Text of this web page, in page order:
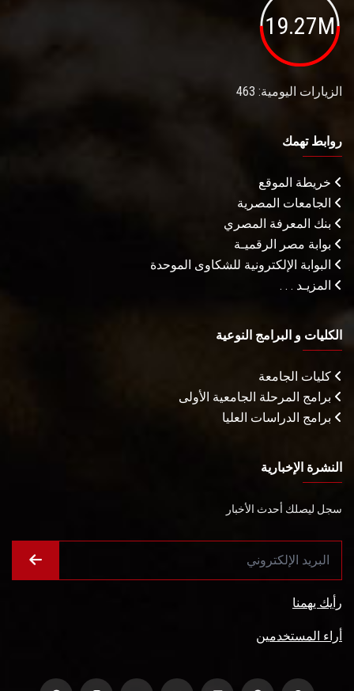
19.27M
الزيارات اليومية: 463
روابط تهمك
خريطة الموقع
الجامعات المصرية
بنك المعرفة المصري
بوابة مصر الرقميـة
البوابة الإلكترونية للشكاوى الموحدة
المزيـد . . .
الكليات و البرامج النوعية
كليات الجامعة
برامج المرحلة الجامعية الأولى
برامج الدراسات العليا
النشرة الإخبارية
سجل ليصلك أحدث الأخبار
رأيك يهمنا
أراء المستخدمين